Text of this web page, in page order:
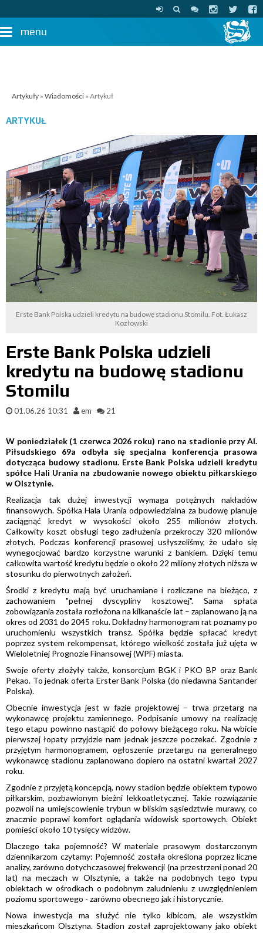
menu
Artykuły » Wiadomości » Artykuł
ARTYKUŁ
Erste Bank Polska udzieli kredytu na budowę stadionu Stomilu. Fot. Łukasz
Kozłowski
Erste Bank Polska udzieli
kredytu na budowę stadionu
Stomilu
01.06.26 10:31 em 21
W poniedziałek (1 czerwca 2026 roku) rano na stadionie przy Al.
Piłsudskiego 69a odbyła się specjalna konferencja prasowa
dotycząca budowy stadionu. Erste Bank Polska udzieli kredytu
spółce Hali Urania na zbudowanie nowego obiektu piłkarskiego
w Olsztynie.
Realizacja tak dużej inwestycji wymaga potężnych nakładów
finansowych. Spółka Hala Urania odpowiedzialna za budowę planuje
zaciągnąć kredyt w wysokości około 255 milionów złotych.
Całkowity koszt obsługi tego zadłużenia przekroczy 320 milionów
złotych. Podczas konferencji prasowej usłyszeliśmy, że udało się
wynegocjować bardzo korzystne warunki z bankiem. Dzięki temu
całkowita wartość kredytu będzie o około 22 miliony złotych niższa w
stosunku do pierwotnych założeń.
Środki z kredytu mają być uruchamiane i rozliczane na bieżąco, z
zachowaniem "pełnej dyscypliny kosztowej". Sama spłata
zobowiązania została rozłożona na kilkanaście lat – zaplanowano ją na
okres od 2031 do 2045 roku. Dokładny harmonogram rat poznamy po
uruchomieniu wszystkich transz. Spółka będzie spłacać kredyt
poprzez system rekompensat, którego wielkość została już ujęta w
Wieloletniej Prognozie Finansowej (WPF) miasta.
Swoje oferty złożyły także, konsorcjum BGK i PKO BP oraz Bank
Pekao. To jednak oferta Erster Bank Polska (do niedawna Santander
Polska).
Obecnie inwestycja jest w fazie projektowej – trwa przetarg na
wykonawcę projektu zamiennego. Podpisanie umowy na realizację
tego etapu powinno nastąpić do połowy bieżącego roku. Na wbicie
pierwszej łopaty przyjdzie nam jednak jeszcze poczekać. Zgodnie z
przyjętym harmonogramem, ogłoszenie przetargu na generalnego
wykonawcę stadionu zaplanowano dopiero na ostatni kwartał 2027
roku.
Zgodnie z przyjętą koncepcją, nowy stadion będzie obiektem typowo
piłkarskim, pozbawionym bieżni lekkoatletycznej. Takie rozwiązanie
pozwoli na umiejscowienie trybun w bliskim sąsiedztwie murawy, co
znacznie poprawi komfort oglądania widowisk sportowych. Obiekt
pomieści około 10 tysięcy widzów.
Dlaczego taka pojemność? W materiale prasowym dostarczonym
dziennikarzom czytamy: Pojemność została określona poprzez liczne
analizy, zarówno dotychczasowej frekwencji (na przestrzeni ponad 20
lat) na meczach w Olsztynie, a także na podobnych tego typu
obiektach w ośrodkach o podobnym zaludnieniu z uwzględnieniem
poziomu sportowego - zarówno obecnego jak i historycznie.
Nowa inwestycja ma służyć nie tylko kibicom, ale wszystkim
mieszkańcom Olsztyna. Stadion został zaprojektowany jako obiekt